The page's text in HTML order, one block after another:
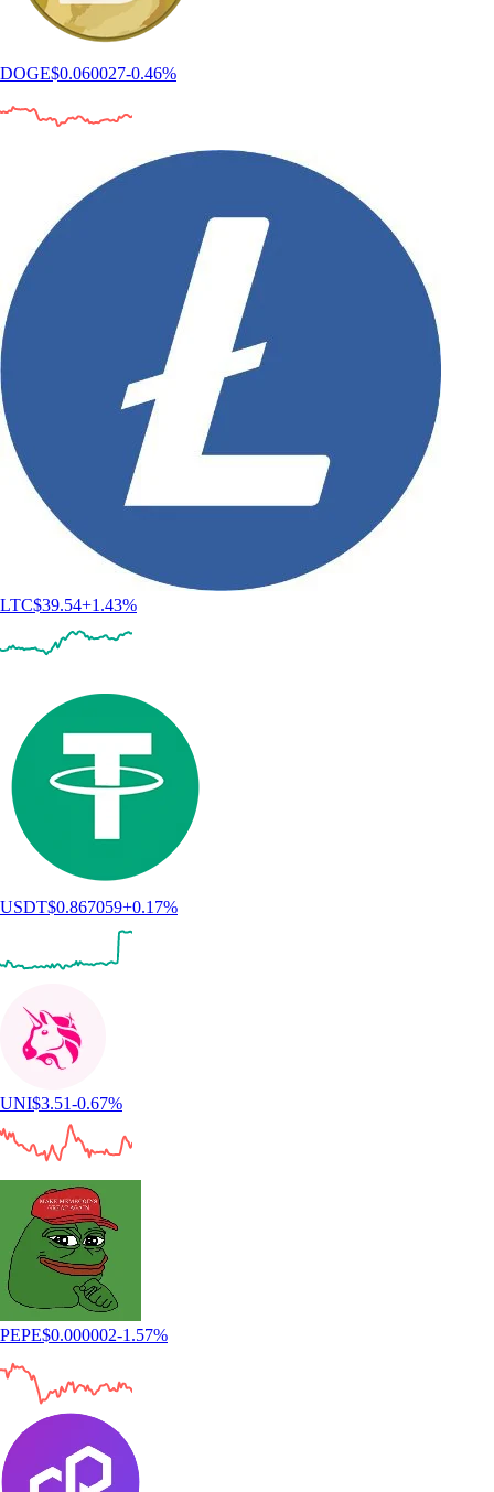
Come comprare Cronos (CRO) in Italia
CRO alimenta un ecosistema in crescita fondato su accessibilità,
ricompense e utilizzo nel mondo reale. Che tu sia curioso riguardo a
CRO o pronto a compiere il tuo primo passo negli investimenti in
criptovalute, questa guida ti accompagnerà nell’acquisto di CRO.
Learn more